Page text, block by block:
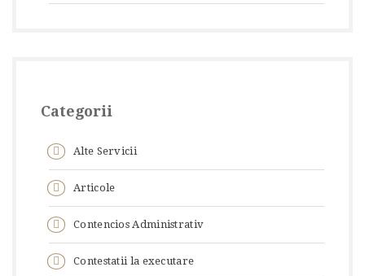
Categorii
Alte Servicii
Articole
Contencios Administrativ
Contestatii la executare